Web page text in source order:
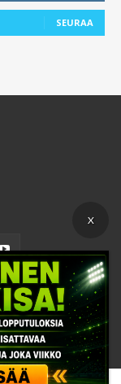
SEURAA
ja evästeet